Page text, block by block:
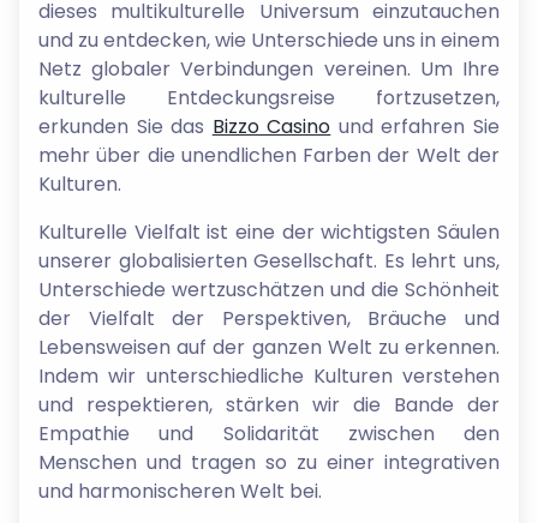
dieses multikulturelle Universum einzutauchen
und zu entdecken, wie Unterschiede uns in einem
Netz globaler Verbindungen vereinen. Um Ihre
kulturelle Entdeckungsreise fortzusetzen,
erkunden Sie das Bizzo Casino und erfahren Sie
mehr über die unendlichen Farben der Welt der
Kulturen.
Kulturelle Vielfalt ist eine der wichtigsten Säulen
unserer globalisierten Gesellschaft. Es lehrt uns,
Unterschiede wertzuschätzen und die Schönheit
der Vielfalt der Perspektiven, Bräuche und
Lebensweisen auf der ganzen Welt zu erkennen.
Indem wir unterschiedliche Kulturen verstehen
und respektieren, stärken wir die Bande der
Empathie und Solidarität zwischen den
Menschen und tragen so zu einer integrativen
und harmonischeren Welt bei.